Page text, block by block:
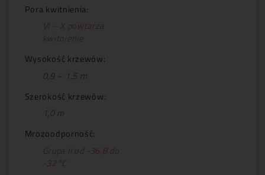
Pora kwitnienia:
VI – X powtarza
kwitnienie
Wysokość krzewów:
0,9 – 1,5 m
Szerokość krzewów:
1,0 m
Mrozoodporność:
Grupa II od -36,8 do
-32°C